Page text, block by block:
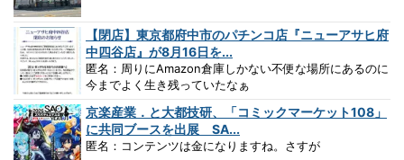
【閉店】東京都府中市のパチンコ店『ニューアサヒ府
中四谷店』が8月16日を...
匿名：周りにAmazon倉庫しかない不便な場所にあるのに
今までよく生き残っていたなぁ
京楽産業．と大都技研、「コミックマーケット108」
に共同ブースを出展 SA...
匿名：コンテンツは金になりますね。さすが